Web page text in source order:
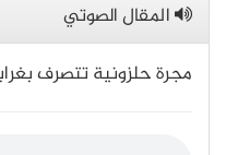
المقال الصوتي
مجرة حلزونية تتصرف